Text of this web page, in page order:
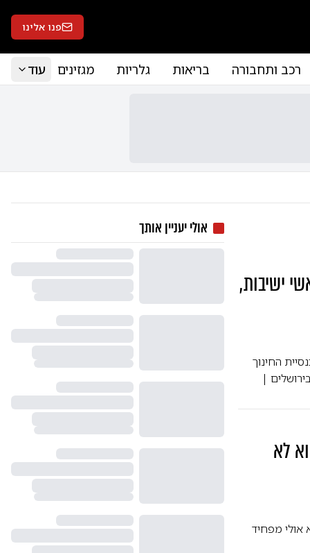
פנו אלינו
רכב ותחבורה בריאות גלריות מגזינים עוד
ישיבות,
החינוך
|
לא
אולי מפחיד
אולי יעניין אותך